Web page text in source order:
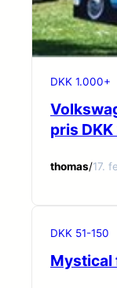
DKK 1.000+
pris
thomas/17.
DKK 51-150
Mystical